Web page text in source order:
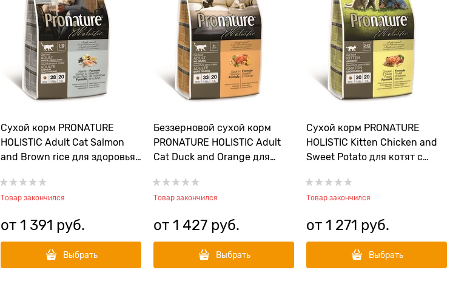
Сухой корм PRONATURE
HOLISTIC Adult Cat Salmon
and Brown rice для здоровья
кошек "Атлантический
лосось и коричневый рисом"
Товар закончился
от 1 391 руб.
Выбрать
Беззерновой сухой корм
PRONATURE HOLISTIC Adult
Cat Duck and Orange для
апельсинами
Товар закончился
от 1 427 руб.
Выбрать
Сухой корм PRONATURE
HOLISTIC Kitten Chicken and
Sweet Potato для котят с
картофелем
Товар закончился
от 1 271 руб.
Выбрать